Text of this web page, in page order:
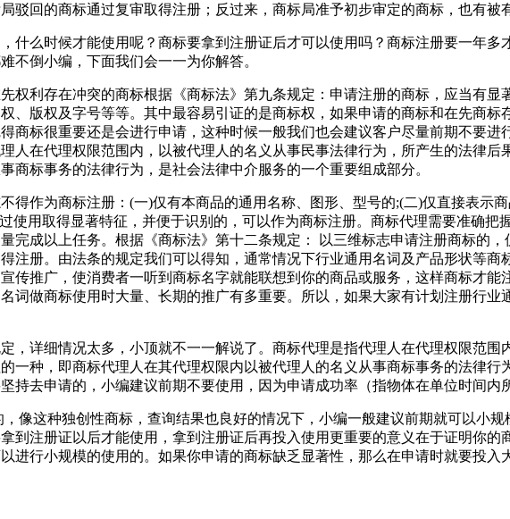
驳回的商标通过复审取得注册；反过来，商标局准予初步审定的商标，也
什么时候才能使用呢？商标要拿到注册证后才可以使用吗？商标注册要一年多
不倒小编，下面我们会一一为你解答。
权利存在冲突的商标根据《商标法》第九条规定：申请注册的商标，应当有显
、版权及字号等等。其中最容易引证的是商标权，如果申请的商标和在先商
商标很重要还是会进行申请，这种时候一般我们也会建议客户尽量前期不要进
人在代理权限范围内，以被代理人的名义从事民事法律行为，所产生的法律后
标事务的法律行为，是社会法律中介服务的一个重要组成部分。
得作为商标注册：(一)仅有本商品的通用名称、图形、型号的;(二)仅直接表示
使用取得显著特征，并便于识别的，可以作为商标注册。商标代理需要准确把
完成以上任务。根据《商标法》第十二条规定： 以三维标志申请注册商标的
注册。由法条的规定我们可以得知，通常情况下行业通用名词及产品形状等商
传推广，使消费者一听到商标名字就能联想到你的商品或服务，这样商标才能
词做商标使用时大量、长期的推广有多重要。所以，如果大家有计划注册行业
，详细情况太多，小顶就不一一解说了。商标代理是指代理人在代理权限范围
一种，即商标代理人在其代理权限内以被代理人的名义从事商标事务的法律行
去申请的，小编建议前期不要使用，因为申请成功率（指物体在单位时间内
像这种独创性商标，查询结果也良好的情况下，小编一般建议前期就可以小
到注册证以后才能使用，拿到注册证后再投入使用更重要的意义在于证明你的
进行小规模的使用的。如果你申请的商标缺乏显著性，那么在申请时就要投入